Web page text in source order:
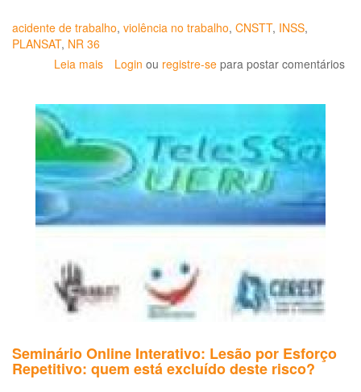
acidente de trabalho, violência no trabalho, CNSTT, INSS,
PLANSAT, NR 36
Leia mais sobre
chega.
A
pressão
no
ainda
Login ou registre-se para postar comentários
Seminário Online Interativo: Lesão por Esforço
Repetitivo: quem está excluído deste risco?